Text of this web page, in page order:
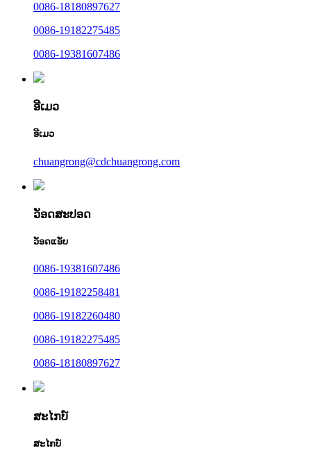
0086-18180897627
0086-19182275485
0086-19381607486
ອີເມວ
ອີເມວ
chuangrong@cdchuangrong.com
ວັອດສະປອດ
ວັອດແອັບ
0086-19381607486
0086-19182258481
0086-19182260480
0086-19182275485
0086-18180897627
ສະໄກບ໌
ສະໄກບ໌